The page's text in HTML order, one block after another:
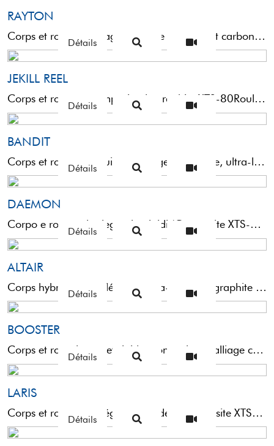
RAYTON
Corps et rotor en alliage mixte de graphite et carbone M60Roulements à billes en acier inox, scellés ...
Détails
JEKILL REEL
Corps et rotor en composite de graphite XTS-80Roulements en acier inox et anti-retourBobine avec bande caoutchoutée pour ...
Détails
BANDIT
Corps et rotor construits en alliage composite, ultra-légers et rigides.Roulements à billes en acier inox, scellés sur ...
Détails
DAEMON
Corpo e rotore ultraleggeri e rigidi (Composite XTS-73)Cuscinetti in acciaio inox a sfere DR (Durable Resistance)Archetto in ...
Détails
ALTAIR
Corps hybride super-léger et ultra-rigide en graphite composite XTS-60 et aluminiumRoulements anti-corrosion en acier inox double blindageBobine ...
Détails
BOOSTER
Corps et rotor légers et rigides construits en alliage composite XTS-73Roulements à double blindageArchet tubulaire de section ...
Détails
LARIS
Corps et rotor ultra-légers et rigides (Composite XTS-73)Roulements en acier inox à billes DR (Durable Resistance)Archet tubulaire ...
Détails